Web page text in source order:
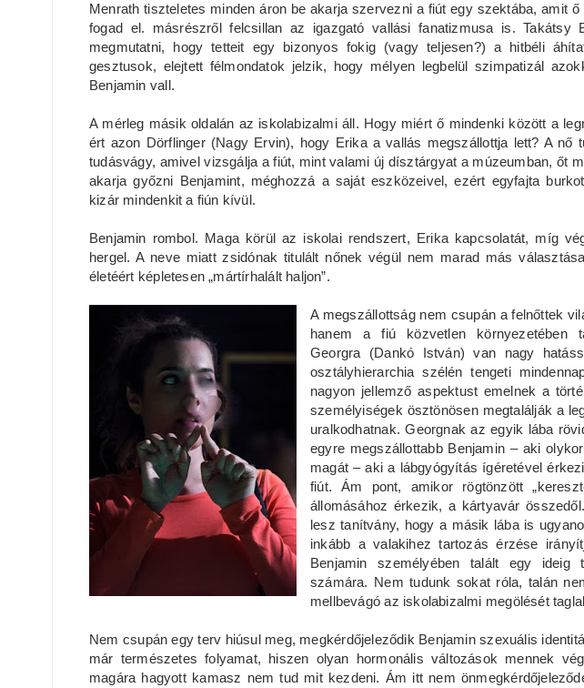
Menrath tiszteletes minden áron be akarja szervezni a fiút egy szektába, amit
fogad el. másrészről felcsillan az igazgató vallási fanatizmusa is. Takátsy
megmutatni, hogy tetteit egy bizonyos fokig (vagy teljesen?) a hitbéli
gesztusok, elejtett félmondatok jelzik, hogy mélyen legbelül szimpatizál
Benjamin vall.
A mérleg másik oldalán az iskolabizalmi áll. Hogy miért ő mindenki között a
ért azon Dörflinger (Nagy Ervin), hogy Erika a vallás megszállottja lett? A nő
tudásvágy, amivel vizsgálja a fiút, mint valami új dísztárgyat a múzeumban, őt
akarja győzni Benjamint, méghozzá a saját eszközeivel, ezért egyfajta
kizár mindenkit a fiún kívül.
Benjamin rombol. Maga körül az iskolai rendszert, Erika kapcsolatát, míg
hergel. A neve miatt zsidónak titulált nőnek végül nem marad más
életéért képletesen „mártírhalált haljon”.
A megszállottság nem csupán a felnőttek
hanem a fiú közvetlen környezetében
Georgra (Dankó István) van nagy
osztályhierarchia szélén tengeti
nagyon jellemző aspektust emelnek a
személyiségek ösztönösen megtalálják a
uralkodhatnak. Georgnak az egyik lába
egyre megszállottabb Benjamin – aki
magát – aki a lábgyógyítás ígéretével
fiút. Ám pont, amikor rögtönzött
állomásához érkezik, a kártyavár
lesz tanítvány, hogy a másik lába is
inkább a valakihez tartozás érzése
Benjamin személyében talált egy ideig
számára. Nem tudunk sokat róla, talán
mellbevágó az iskolabizalmi megölését
Nem csupán egy terv hiúsul meg, megkérdőjeleződik Benjamin szexuális
már természetes folyamat, hiszen olyan hormonális változások mennek
magára hagyott kamasz nem tud mit kezdeni. Ám itt nem